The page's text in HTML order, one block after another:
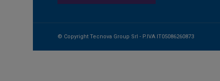
© Copyright Tecnova Group Srl - P.IVA IT05086260873